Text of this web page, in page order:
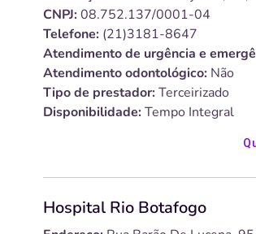
CNPJ:08.752.137/0001-04
Telefone: (21)3181-8647
Atendimento de urgência e
Atendimento odontológico: Não
Tipo de prestador:Terceirizado
Disponibilidade:Tempo Integral
Hospital Rio Botafogo